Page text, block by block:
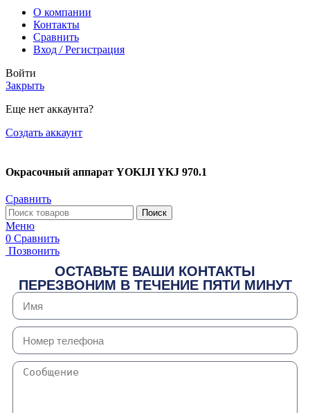
О компании
Контакты
Сравнить
Вход / Регистрация
Войти
Закрыть
Еще нет аккаунта?
Создать аккаунт
Окрасочный аппарат YOKIJI YKJ 970.1
Сравнить
Поиск
Меню
0 Сравнить
Позвонить
ОСТАВЬТЕ ВАШИ КОНТАКТЫ
ПЕРЕЗВОНИМ В ТЕЧЕНИЕ ПЯТИ МИНУТ